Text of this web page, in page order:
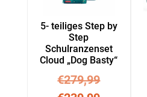
5- teiliges Step by
Step
Schulranzenset
Cloud „Dog Basty“
€279,99